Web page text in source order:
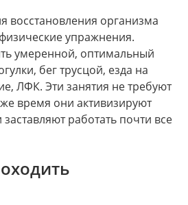
восстановления организма
упражнения.
умеренной, оптимальный
бег трусцой, езда на
ЛФК. Эти занятия не требуют
время они активизируют
работать почти все